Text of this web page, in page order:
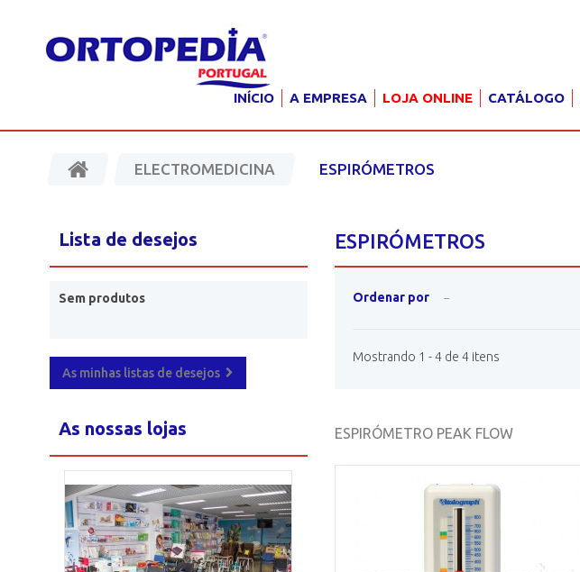
INÍCIO A EMPRESA LOJA ONLINE CATÁLOGO
ELECTROMEDICINA ESPIRÓMETROS
ESPIRÓMETROS
Ordenar por --
Mostrando 1 - 4 de 4 itens
ESPIRÓMETRO PEAK FLOW
Lista de desejos
Sem produtos
As minhas listas de desejos
As nossas lojas
Loja Maia